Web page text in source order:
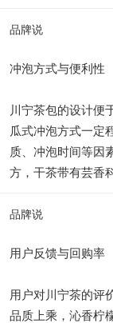
品牌说
冲泡方式与便利性
川宁茶包的设计便
瓜式冲泡方式一定
质、冲泡时间等因
方，干茶带有芸香
品牌说
用户反馈与回购率
用户对川宁茶的评
品质上乘，沁香柠